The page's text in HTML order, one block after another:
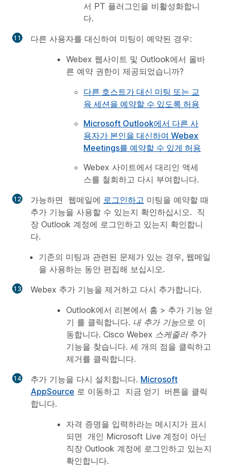
서 PT 플러그인을 비활성화합니
다.
다른 사용자를 대신하여 미팅이 예약된 경우:
Webex 웹사이트 및 Outlook에서 올바
른 예약 권한이 제공되었습니까?
다른 호스트가 대신 미팅 또는 교
육 세션을 예약할 수 있도록 허용
Microsoft Outlook에서 다른 사
용자가 본인을 대신하여 Webex
Meetings를 예약할 수 있게 허용
Webex 사이트에서 대리인 액세
스를 철회하고 다시 부여합니다.
가능하면 웹메일에 로그인하고 미팅을 예약할 때
추가 기능을 사용할 수 있는지 확인하십시오. 직
장 Outlook 계정에 로그인하고 있는지 확인합니
다.
기존의 미팅과 관련된 문제가 있는 경우, 웹메일
을 사용하는 동안 편집해 보십시오.
Webex 추가 기능을 제거하고 다시 추가합니다.
Outlook에서 리본에서 홈 > 추가 기능 얻
기 를 클릭합니다. 내 추가 기능으로 이
동합니다. Cisco Webex 스케줄러추가
기능을 찾습니다. 세 개의 점을 클릭하고
제거를 클릭합니다.
추가 기능을 다시 설치합니다. Microsoft
AppSource 로 이동하고 지금 얻기 버튼을 클릭
합니다.
자격 증명을 입력하라는 메시지가 표시
되면 개인 Microsoft Live 계정이 아닌
직장 Outlook 계정에 로그인하고 있는지
확인합니다.